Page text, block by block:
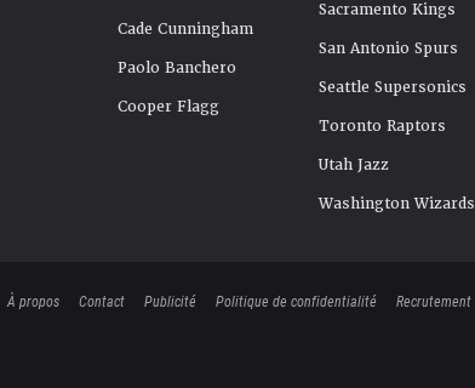
Cade Cunningham
Paolo Banchero
Cooper Flagg
Sacramento Kings
San Antonio Spurs
Seattle Supersonics
Toronto Raptors
Utah Jazz
Washington Wizards
À propos Contact Publicité Politique de confidentialité Recrutement